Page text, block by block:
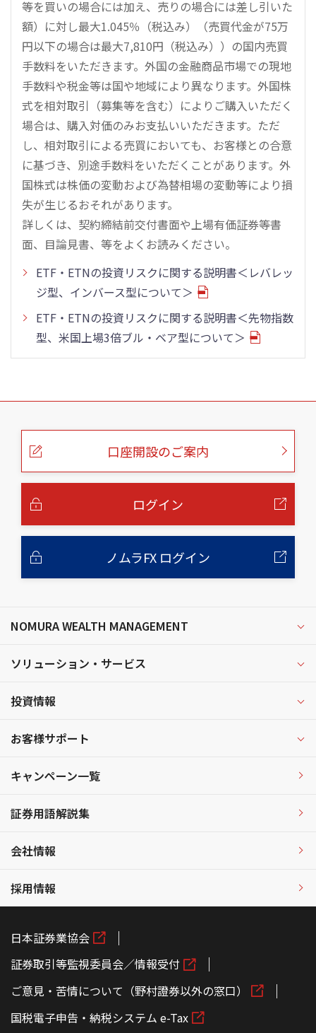
等を買いの場合には加え、売りの場合には差し引いた
額）に対し最大1.045％（税込み）（売買代金が75万
円以下の場合は最大7,810円（税込み））の国内売買
手数料をいただきます。外国の金融商品市場での現地
手数料や税金等は国や地域により異なります。外国株
式を相対取引（募集等を含む）によりご購入いただく
場合は、購入対価のみお支払いいただきます。ただ
し、相対取引による売買においても、お客様との合意
に基づき、別途手数料をいただくことがあります。外
国株式は株価の変動および為替相場の変動等により損
失が生じるおそれがあります。
詳しくは、契約締結前交付書面や上場有価証券等書
面、目論見書、等をよくお読みください。
ETF・ETNの投資リスクに関する説明書＜レバレッ
ジ型、インバース型について＞
ETF・ETNの投資リスクに関する説明書＜先物指数
型、米国上場3倍ブル・ベア型について＞
こ
口座開設のご案内
ログイン
ノムラFX ログイン
NOMURA WEALTH MANAGEMENT
ソリューション・サービス
投資情報
お客様サポート
キャンペーン一覧
証券用語解説集
会社情報
採用情報
日本証券業協会
証券取引等監視委員会／情報受付
ご意見・苦情について（野村證券以外の窓口）
国税電子申告・納税システム e-Tax